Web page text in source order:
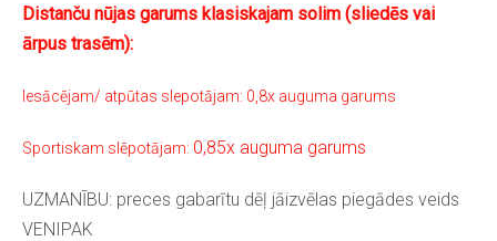
Distanču nūjas garums klasiskajam solim (sliedēs vai
ārpus trasēm):
Iesācējam/ atpūtas slepotājam: 0,8x auguma garums
Sportiskam slēpotājam: 0,85x auguma garums
UZMANĪBU: preces gabarītu dēļ jāizvēlas piegādes veids
VENIPAK